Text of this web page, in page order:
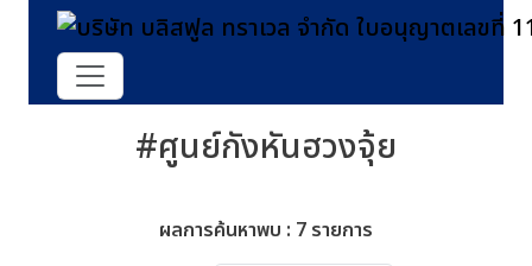
#ศูนย์กังหันฮวงจุ้ย
ผลการค้นหาพบ : 7 รายการ